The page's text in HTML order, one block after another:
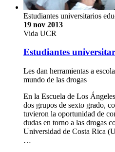
Estudiantes universitarios
19 nov 2013
Vida UCR
Estudiantes
Les dan herramientas a
mundo de las drogas
En la Escuela de Los
dos grupos de sexto grado,
tuvieron la oportunidad de
dudas en torno a las drogas
Universidad de Costa Rica
…